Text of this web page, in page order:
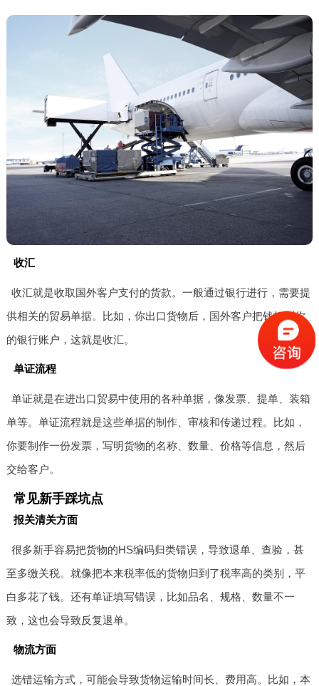
收汇
收汇就是收取国外客户支付的货款。一般通过银行进行，需要提
供相关的贸易单据。比如，你出口货物后，国外客户把钱打到你
的银行账户，这就是收汇。
单证流程
单证就是在进出口贸易中使用的各种单据，像发票、提单、装箱
单等。单证流程就是这些单据的制作、审核和传递过程。比如，
你要制作一份发票，写明货物的名称、数量、价格等信息，然后
交给客户。
常见新手踩坑点
报关清关方面
很多新手容易把货物的HS编码归类错误，导致退单、查验，甚
至多缴关税。就像把本来税率低的货物归到了税率高的类别，平
白多花了钱。还有单证填写错误，比如品名、规格、数量不一
致，这也会导致反复退单。
物流方面
选错运输方式，可能会导致货物运输时间长、费用高。比如，本